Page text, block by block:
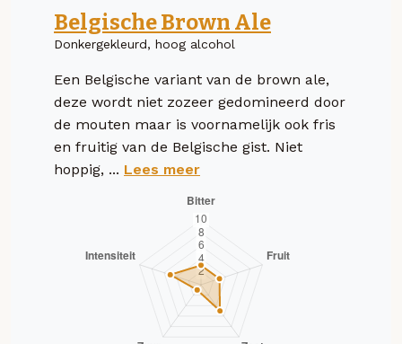
Belgische Brown Ale
Donkergekleurd, hoog alcohol
Een Belgische variant van de brown ale,
deze wordt niet zozeer gedomineerd door
de mouten maar is voornamelijk ook fris
en fruitig van de Belgische gist. Niet
hoppig, ... Lees meer